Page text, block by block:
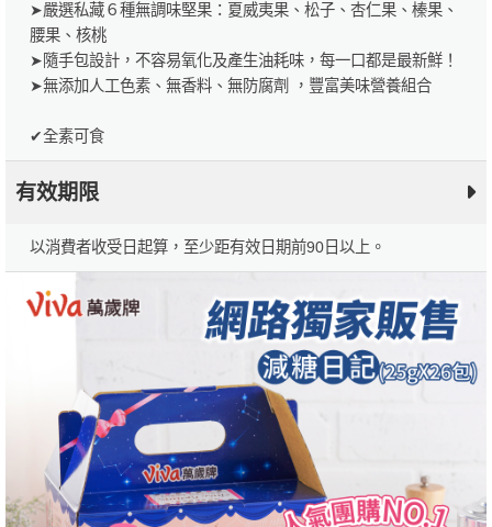
➤嚴選私藏６種無調味堅果：夏威夷果、松子、杏仁果、榛果、
腰果、核桃
➤隨手包設計，不容易氧化及產生油耗味，每一口都是最新鮮！
➤無添加人工色素、無香料、無防腐劑 ，豐富美味營養組合
✔全素可食
有效期限
以消費者收受日起算，至少距有效日期前90日以上。